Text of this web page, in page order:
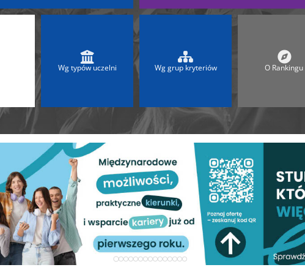
Ranking Szkół Olimpijskich
Wg typów uczelni Wg grup kryteriów O Rankingu